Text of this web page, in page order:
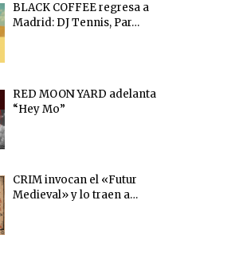
BLACK COFFEE regresa a
Madrid: DJ Tennis, Par…
RED MOON YARD adelanta
“Hey Mo”
CRIM invocan el «Futur
Medieval» y lo traen a…